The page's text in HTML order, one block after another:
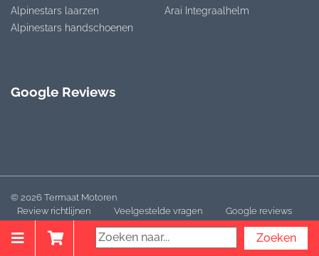
Alpinestars laarzen
Alpinestars handschoenen
Arai Integraalhelm
Google Reviews
© 2026 Termaat Motoren
Review richtlijnen
Veelgestelde vragen Google reviews